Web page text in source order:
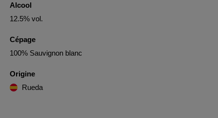
Alcool
12.5% vol.
Cépage
100% Sauvignon blanc
Origine
Rueda